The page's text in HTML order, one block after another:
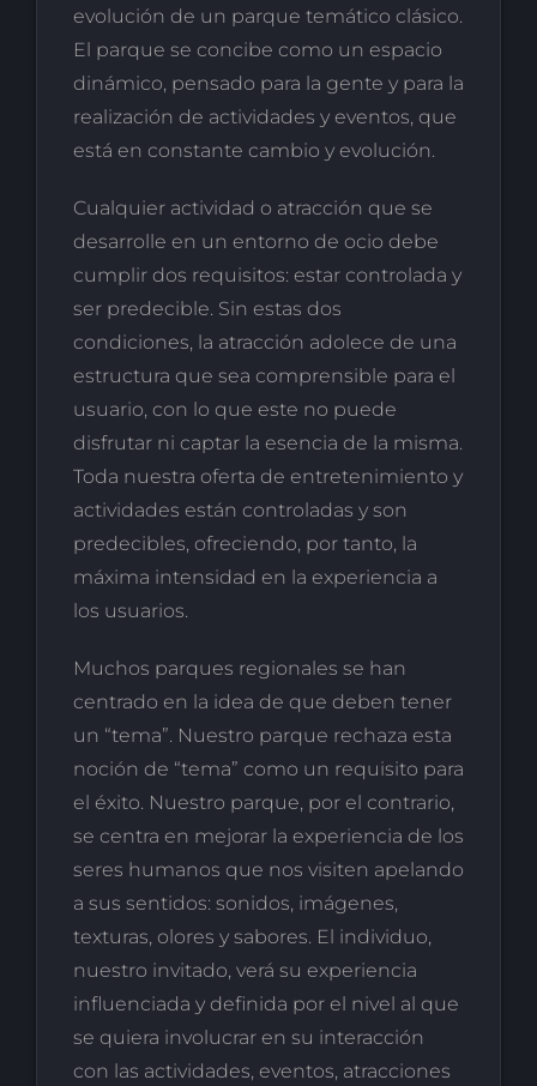
evolución de un parque temático clásico.
El parque se concibe como un espacio
dinámico, pensado para la gente y para la
realización de actividades y eventos, que
está en constante cambio y evolución.
Cualquier actividad o atracción que se
desarrolle en un entorno de ocio debe
cumplir dos requisitos: estar controlada y
ser predecible. Sin estas dos
condiciones, la atracción adolece de una
estructura que sea comprensible para el
usuario, con lo que este no puede
disfrutar ni captar la esencia de la misma.
Toda nuestra oferta de entretenimiento y
actividades están controladas y son
predecibles, ofreciendo, por tanto, la
máxima intensidad en la experiencia a
los usuarios.
Muchos parques regionales se han
centrado en la idea de que deben tener
un “tema”. Nuestro parque rechaza esta
noción de “tema” como un requisito para
el éxito. Nuestro parque, por el contrario,
se centra en mejorar la experiencia de los
seres humanos que nos visiten apelando
a sus sentidos: sonidos, imágenes,
texturas, olores y sabores. El individuo,
nuestro invitado, verá su experiencia
influenciada y definida por el nivel al que
se quiera involucrar en su interacción
con las actividades, eventos, atracciones